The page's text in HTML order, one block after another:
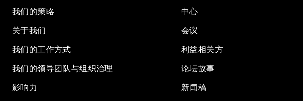
我们的策略
关于我们
我们的工作方式
我们的领导团队与组织治理
影响力
中心
会议
利益相关方
论坛故事
新闻稿